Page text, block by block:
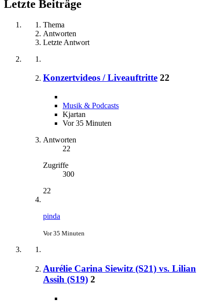
Letzte Beiträge
Thema
Antworten
Letzte Antwort
Konzertvideos / Liveauftritte 22
Musik & Podcasts
Kjartan
Vor 35 Minuten
Antworten
22
Zugriffe
300
22
pinda
Vor 35 Minuten
Aurélie Carina Siewitz (S21) vs. Lilian
Assih (S19) 2